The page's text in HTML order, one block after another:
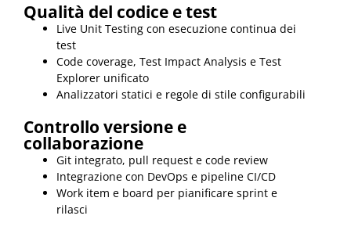
Qualità del codice e test
Live Unit Testing con esecuzione continua dei
test
Code coverage, Test Impact Analysis e Test
Explorer unificato
Analizzatori statici e regole di stile configurabili
Controllo versione e
collaborazione
Git integrato, pull request e code review
Integrazione con DevOps e pipeline CI/CD
Work item e board per pianificare sprint e
rilasci